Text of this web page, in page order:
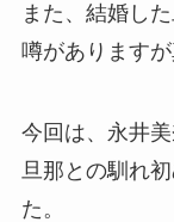
また、結婚し
噂がありますが
今回は、永井
旦那との馴れ
た。